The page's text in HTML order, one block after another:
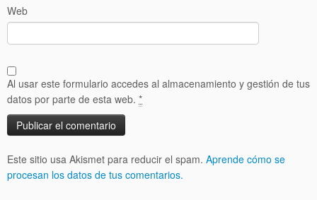
Web
Al usar este formulario accedes al almacenamiento y gestión de tus
datos por parte de esta web. *
Este sitio usa Akismet para reducir el spam. Aprende cómo se
procesan los datos de tus comentarios.